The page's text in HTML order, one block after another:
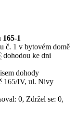
1
č. 1 v bytovém domě
ke dni
dohody
165/IV, ul. Nivy
0, Zdržel se: 0,